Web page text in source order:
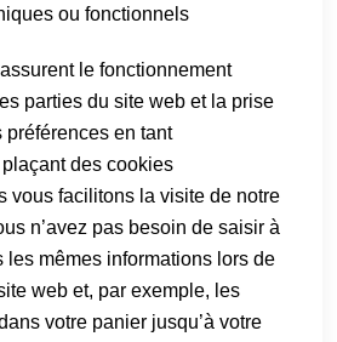
ou fonctionnels
le fonctionnement
parties du site web et la prise
préférences en tant
des cookies
vous facilitons la visite de notre
n’avez pas besoin de saisir à
les mêmes informations lors de
web et, par exemple, les
votre panier jusqu’à votre